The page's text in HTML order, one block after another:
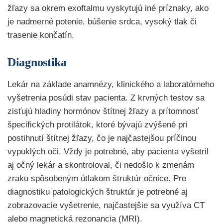
žľazy sa okrem exoftalmu vyskytujú iné príznaky, ako
je nadmerné potenie, búšenie srdca, vysoký tlak či
trasenie končatín.
Diagnostika
Lekár na základe anamnézy, klinického a laboratórneho
vyšetrenia posúdi stav pacienta. Z krvných testov sa
zisťujú hladiny hormónov štítnej žľazy a prítomnosť
špecifických protilátok, ktoré bývajú zvýšené pri
postihnutí štítnej žľazy, čo je najčastejšou príčinou
vypuklých oči. Vždy je potrebné, aby pacienta vyšetril
aj očný lekár a skontroloval, či nedošlo k zmenám
zraku spôsobeným útlakom štruktúr očnice. Pre
diagnostiku patologických štruktúr je potrebné aj
zobrazovacie vyšetrenie, najčastejšie sa využíva CT
alebo magnetická rezonancia (MRI).